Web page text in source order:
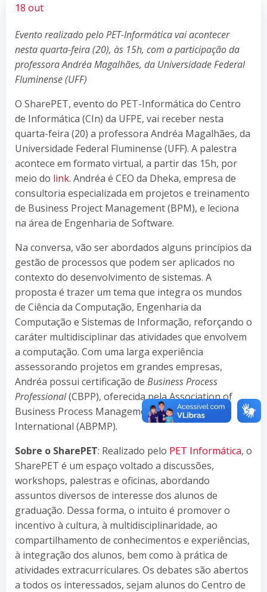
18 out
Evento realizado pelo PET-Informática vai acontecer
nesta quarta-feira (20), às 15h, com a participação da
professora Andréa Magalhães, da Universidade Federal
Fluminense (UFF)
O SharePET, evento do PET-Informática do Centro
de Informática (CIn) da UFPE, vai receber nesta
quarta-feira (20) a professora Andréa Magalhães, da
Universidade Federal Fluminense (UFF). A palestra
acontece em formato virtual, a partir das 15h, por
meio do link. Andréa é CEO da Dheka, empresa de
consultoria especializada em projetos e treinamento
de Business Project Management (BPM), e leciona
na área de Engenharia de Software.
Na conversa, vão ser abordados alguns princípios da
gestão de processos que podem ser aplicados no
contexto do desenvolvimento de sistemas. A
proposta é trazer um tema que integra os mundos
de Ciência da Computação, Engenharia da
Computação e Sistemas de Informação, reforçando o
caráter multidisciplinar das atividades que envolvem
a computação. Com uma larga experiência
assessorando projetos em grandes empresas,
Andréa possui certificação de Business Process
Professional(CBPP), oferecida pela Association of
Business Process Management Professionals
International (ABPMP).
Sobre o SharePET: Realizado pelo PET Informática, o
SharePET é um espaço voltado a discussões,
workshops, palestras e oficinas, abordando
assuntos diversos de interesse dos alunos de
graduação. Dessa forma, o intuito é promover o
incentivo à cultura, à multidisciplinaridade, ao
compartilhamento de conhecimentos e experiências,
à integração dos alunos, bem como à prática de
atividades extracurriculares. Os debates são abertos
a todos os interessados, sejam alunos do Centro de